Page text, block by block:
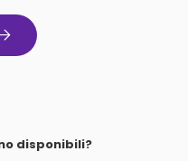
disponibili?